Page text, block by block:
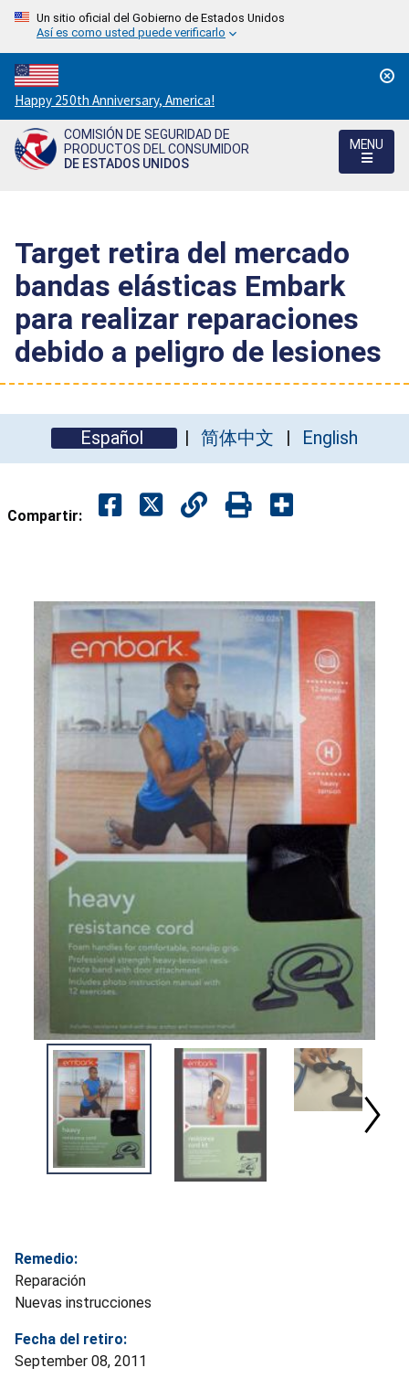
Un sitio oficial del Gobierno de Estados Unidos
Así es como usted puede verificarlo
Countdown
to
America's
250th
Happy 250th Anniversary, America!
COMISIÓN DE SEGURIDAD DE
PRODUCTOS DEL CONSUMIDOR
DE ESTADOS UNIDOS
MENU
Target retira del mercado
bandas elásticas Embark
para realizar reparaciones
debido a peligro de lesiones
Español 简体中文 English
Compartir:
Remedio:
Reparación
Nuevas instrucciones
Fecha del retiro:
September 08, 2011